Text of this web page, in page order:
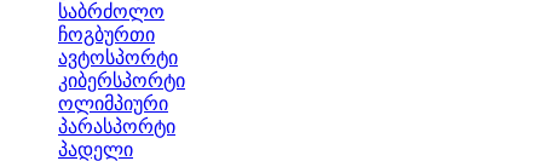
საბრძოლო
ჩოგბურთი
ავტოსპორტი
კიბერსპორტი
ოლიმპიური
პარასპორტი
პადელი